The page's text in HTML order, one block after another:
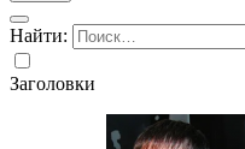
Найти:
Заголовки